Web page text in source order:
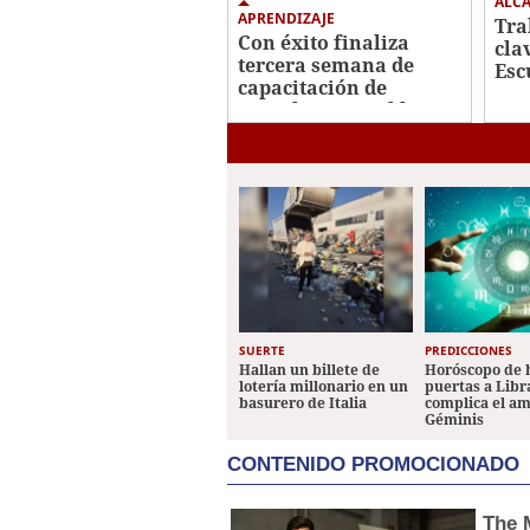
APRENDIZAJE
Con éxito finaliza
tercera semana de
capacitación de
Escuelas Amigables
SUERTE
Hallan un billete de
lotería millonario en un
basurero de Italia
PREDICCIONES
Horóscopo de
puertas a
complica el
Géminis
CONTENIDO PROMOCIONADO
The